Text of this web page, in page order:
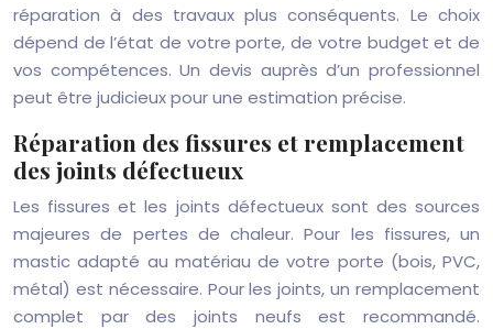
réparation à des travaux plus conséquents. Le choix
dépend de l’état de votre porte, de votre budget et de
vos compétences. Un devis auprès d’un professionnel
peut être judicieux pour une estimation précise.
Réparation des fissures et remplacement
des joints défectueux
Les fissures et les joints défectueux sont des sources
majeures de pertes de chaleur. Pour les fissures, un
mastic adapté au matériau de votre porte (bois, PVC,
métal) est nécessaire. Pour les joints, un remplacement
complet par des joints neufs est recommandé.